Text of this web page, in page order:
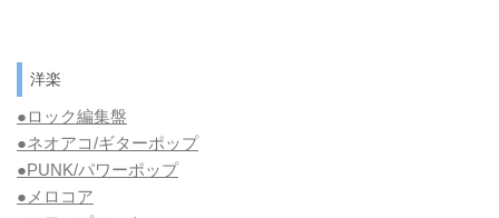
洋楽
●ロック編集盤
●ネオアコ/ギターポップ
●PUNK/パワーポップ
●メロコア